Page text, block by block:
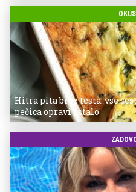
Hitra pita brez testa: vse
pečica opravi ostalo